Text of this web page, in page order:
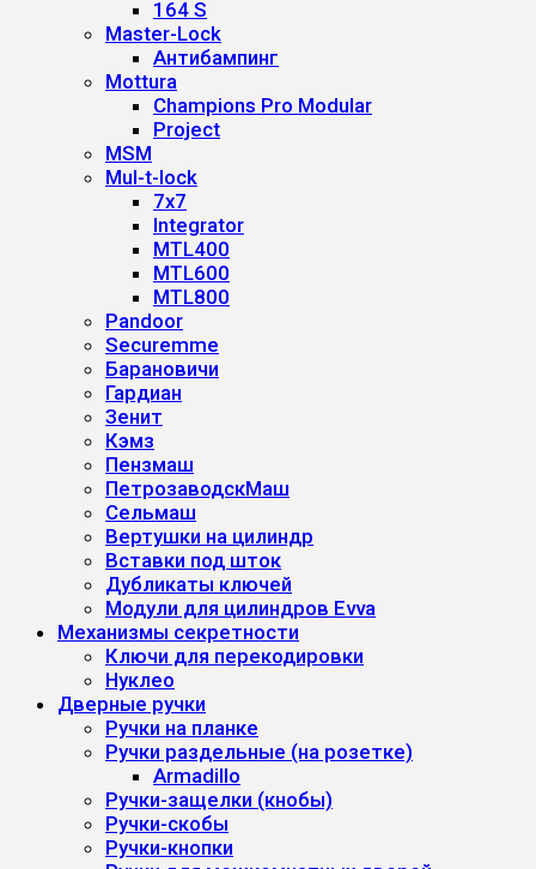
164 S
Master-Lock
Антибампинг
Mottura
Champions Pro Modular
Project
MSM
Mul-t-lock
7x7
Integrator
MTL400
MTL600
MTL800
Pandoor
Securemme
Барановичи
Гардиан
Зенит
Кэмз
Пензмаш
ПетрозаводскМаш
Сельмаш
Вертушки на цилиндр
Вставки под шток
Дубликаты ключей
Модули для цилиндров Evva
Механизмы секретности
Ключи для перекодировки
Нуклео
Дверные ручки
Ручки на планке
Ручки раздельные (на розетке)
Armadillo
Ручки-защелки (кнобы)
Ручки-скобы
Ручки-кнопки